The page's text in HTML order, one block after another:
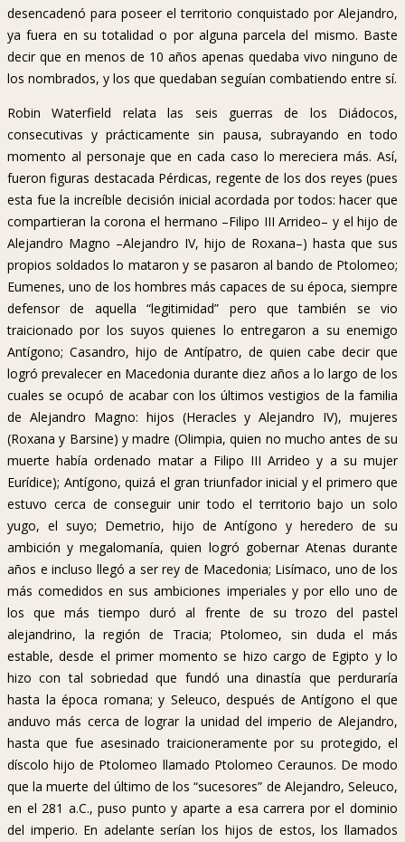
desencadenó para poseer el territorio conquistado por Alejandro,
ya fuera en su totalidad o por alguna parcela del mismo. Baste
decir que en menos de 10 años apenas quedaba vivo ninguno de
los nombrados, y los que quedaban seguían combatiendo entre sí.
Robin Waterfield relata las seis guerras de los Diádocos,
consecutivas y prácticamente sin pausa, subrayando en todo
momento al personaje que en cada caso lo mereciera más. Así,
fueron figuras destacada Pérdicas, regente de los dos reyes (pues
esta fue la increíble decisión inicial acordada por todos: hacer que
compartieran la corona el hermano –Filipo III Arrideo– y el hijo de
Alejandro Magno –Alejandro IV, hijo de Roxana–) hasta que sus
propios soldados lo mataron y se pasaron al bando de Ptolomeo;
Eumenes, uno de los hombres más capaces de su época, siempre
defensor de aquella “legitimidad” pero que también se vio
traicionado por los suyos quienes lo entregaron a su enemigo
Antígono; Casandro, hijo de Antípatro, de quien cabe decir que
logró prevalecer en Macedonia durante diez años a lo largo de los
cuales se ocupó de acabar con los últimos vestigios de la familia
de Alejandro Magno: hijos (Heracles y Alejandro IV), mujeres
(Roxana y Barsine) y madre (Olimpia, quien no mucho antes de su
muerte había ordenado matar a Filipo III Arrideo y a su mujer
Eurídice); Antígono, quizá el gran triunfador inicial y el primero que
estuvo cerca de conseguir unir todo el territorio bajo un solo
yugo, el suyo; Demetrio, hijo de Antígono y heredero de su
ambición y megalomanía, quien logró gobernar Atenas durante
años e incluso llegó a ser rey de Macedonia; Lisímaco, uno de los
más comedidos en sus ambiciones imperiales y por ello uno de
los que más tiempo duró al frente de su trozo del pastel
alejandrino, la región de Tracia; Ptolomeo, sin duda el más
estable, desde el primer momento se hizo cargo de Egipto y lo
hizo con tal sobriedad que fundó una dinastía que perduraría
hasta la época romana; y Seleuco, después de Antígono el que
anduvo más cerca de lograr la unidad del imperio de Alejandro,
hasta que fue asesinado traicioneramente por su protegido, el
díscolo hijo de Ptolomeo llamado Ptolomeo Ceraunos. De modo
que la muerte del último de los “sucesores” de Alejandro, Seleuco,
en el 281 a.C., puso punto y aparte a esa carrera por el dominio
del imperio. En adelante serían los hijos de estos, los llamados